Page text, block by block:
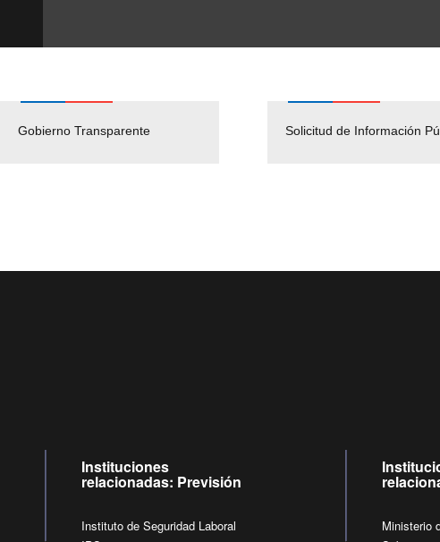
Gobierno Transparente Solicitud de Información
Pago Proveedores
Instituciones
relacionadas: Previsión
Instituto de Seguridad Laboral
Ministerio